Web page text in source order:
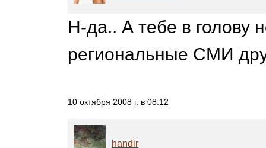
Н-да.. А тебе в голову
региональные СМИ
10 октября 2008 г. в 08:12
handir